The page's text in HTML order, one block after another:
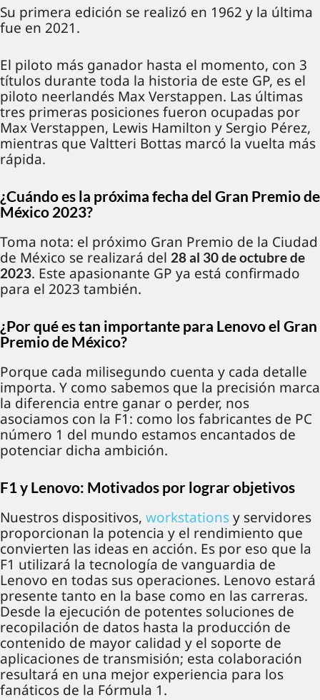
Su primera edición se realizó en 1962 y la última
fue en 2021.
El piloto más ganador hasta el momento, con 3
títulos durante toda la historia de este GP, es el
piloto neerlandés Max Verstappen. Las últimas
tres primeras posiciones fueron ocupadas por
Max Verstappen, Lewis Hamilton y Sergio Pérez,
mientras que Valtteri Bottas marcó la vuelta más
rápida.
¿Cuándo es la próxima fecha del Gran Premio de
México 2023?
Toma nota: el próximo Gran Premio de la Ciudad
de México se realizará del 28 al 30 de octubre de
2023. Este apasionante GP ya está confirmado
para el 2023 también.
¿Por qué es tan importante para Lenovo el Gran
Premio de México?
Porque cada milisegundo cuenta y cada detalle
importa. Y como sabemos que la precisión marca
la diferencia entre ganar o perder, nos
asociamos con la F1: como los fabricantes de PC
número 1 del mundo estamos encantados de
potenciar dicha ambición.
F1 y Lenovo: Motivados por lograr objetivos
Nuestros dispositivos, workstationsy servidores
proporcionan la potencia y el rendimiento que
convierten las ideas en acción. Es por eso que la
F1 utilizará la tecnología de vanguardia de
Lenovo en todas sus operaciones. Lenovo estará
presente tanto en la base como en las carreras.
Desde la ejecución de potentes soluciones de
recopilación de datos hasta la producción de
contenido de mayor calidad y el soporte de
aplicaciones de transmisión; esta colaboración
resultará en una mejor experiencia para los
fanáticos de la Fórmula 1.